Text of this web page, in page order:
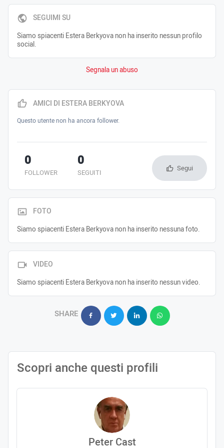
SEGUIMI SU
Siamo spiacenti Estera Berkyova non ha inserito nessun profilo
social.
Segnala un abuso
AMICI DI ESTERA BERKYOVA
Questo utente non ha ancora follower.
FOLLOWER
0
SEGUITI
0 Segui
FOTO
Siamo spiacenti Estera Berkyova non ha inserito nessuna foto.
VIDEO
Siamo spiacenti Estera Berkyova non ha inserito nessun video.
SHARE
Scopri anche questi profili
Peter Cast